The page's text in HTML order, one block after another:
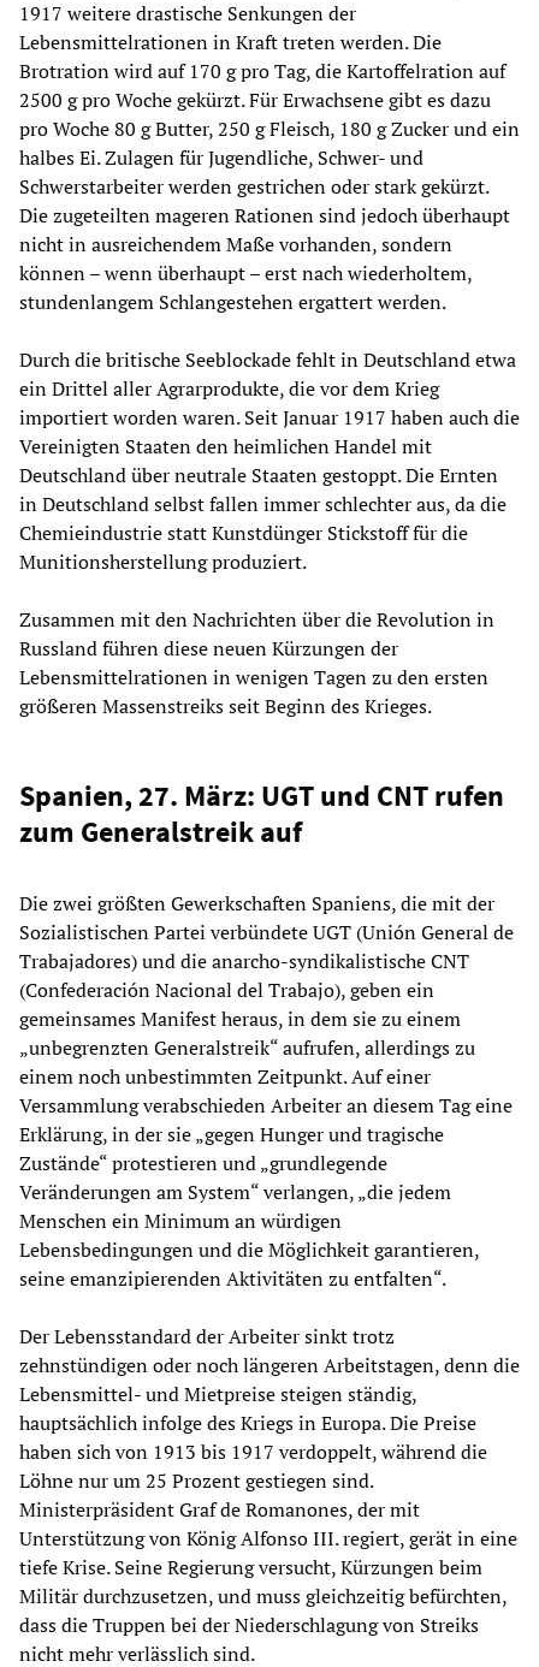
1917 weitere drastische Senkungen der
Lebensmittelrationen in Kraft treten werden. Die
Brotration wird auf 170 g pro Tag, die Kartoffelration auf
2500 g pro Woche gekürzt. Für Erwachsene gibt es dazu
pro Woche 80 g Butter, 250 g Fleisch, 180 g Zucker und ein
halbes Ei. Zulagen für Jugendliche, Schwer- und
Schwerstarbeiter werden gestrichen oder stark gekürzt.
Die zugeteilten mageren Rationen sind jedoch überhaupt
nicht in ausreichendem Maße vorhanden, sondern
können – wenn überhaupt – erst nach wiederholtem,
stundenlangem Schlangestehen ergattert werden.
Durch die britische Seeblockade fehlt in Deutschland etwa
ein Drittel aller Agrarprodukte, die vor dem Krieg
importiert worden waren. Seit Januar 1917 haben auch die
Vereinigten Staaten den heimlichen Handel mit
Deutschland über neutrale Staaten gestoppt. Die Ernten
in Deutschland selbst fallen immer schlechter aus, da die
Chemieindustrie statt Kunstdünger Stickstoff für die
Munitionsherstellung produziert.
Zusammen mit den Nachrichten über die Revolution in
Russland führen diese neuen Kürzungen der
Lebensmittelrationen in wenigen Tagen zu den ersten
größeren Massenstreiks seit Beginn des Krieges.
Spanien, 27. März: UGT und CNT rufen
zum Generalstreik auf
Die zwei größten Gewerkschaften Spaniens, die mit der
Sozialistischen Partei verbündete UGT (Unión General de
Trabajadores) und die anarcho-syndikalistische CNT
(Confederación Nacional del Trabajo), geben ein
gemeinsames Manifest heraus, in dem sie zu einem
„unbegrenzten Generalstreik“ aufrufen, allerdings zu
einem noch unbestimmten Zeitpunkt. Auf einer
Versammlung verabschieden Arbeiter an diesem Tag eine
Erklärung, in der sie „gegen Hunger und tragische
Zustände“ protestieren und „grundlegende
Veränderungen am System“ verlangen, „die jedem
Menschen ein Minimum an würdigen
Lebensbedingungen und die Möglichkeit garantieren,
seine emanzipierenden Aktivitäten zu entfalten“.
Der Lebensstandard der Arbeiter sinkt trotz
zehnstündigen oder noch längeren Arbeitstagen, denn die
Lebensmittel- und Mietpreise steigen ständig,
hauptsächlich infolge des Kriegs in Europa. Die Preise
haben sich von 1913 bis 1917 verdoppelt, während die
Löhne nur um 25 Prozent gestiegen sind.
Ministerpräsident Graf de Romanones, der mit
Unterstützung von König Alfonso III. regiert, gerät in eine
tiefe Krise. Seine Regierung versucht, Kürzungen beim
Militär durchzusetzen, und muss gleichzeitig befürchten,
dass die Truppen bei der Niederschlagung von Streiks
nicht mehr verlässlich sind.